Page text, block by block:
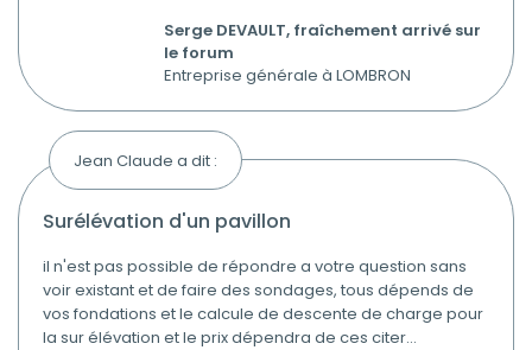
Serge DEVAULT, fraîchement arrivé sur
le forum
Entreprise générale à LOMBRON
Jean Claude a dit :
surélévation d'un pavillon
il n'est pas possible de répondre a votre question sans
voir existant et de faire des sondages, tous dépends de
vos fondations et le calcule de descente de charge pour
la sur élévation et le prix dépendra de ces citer...